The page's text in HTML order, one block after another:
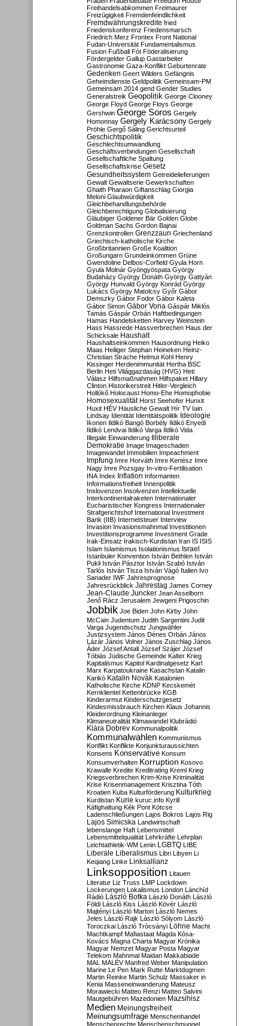
Freihandelsabkommen Freimaurer
Freizügigkeit Fremdenfeindlichkeit
Fremdwährungskredite fried
Friedenskonferenz Friedensmarsch
Friedrich Merz Frontex Front National
Fudan-Universität Fundamentalismus
Fusion Fußball Fót Föderalisierung
Fördergelder Gallup Gastarbeiter
Gastronomie Gaza-Konflikt Geburtenrate
Gedenken Geert Wilders Gefängnis
Geheimdienste Geldpolitik Gemeinsam-PM
Gemeinsam 2014 gend Gender Studies
Generalstreik Geopolitik George Clooney
George Floyd George Floys George
Gershwin George Soros Gergely
Homonnay Gergely Karácsony Gergely
Pröhle Gergő Sáling Gerichtsurteil
Geschichtspolitik
Geschlechtsumwandlung
Geschäftsverbindungen Gesellschaft
Gesellschaftliche Spaltung
Gesellschaftskrise Gesetz
Gesundheitssystem Getreidelieferungen
Gewalt Gewaltserie Gewerkschaften
Ghaith Pharaon Giftanschlag Giorgia
Meloni Glaubwürdigkeit
Gleichbehandlungsbehörde
Gleichberechtigung Globalisierung
Gläubiger Goldener Bär Golden Globe
Goldman Sachs Gordon Bajnai
Grenzkontrollen Grenzzaun Griechenland
Griechisch-katholische Kirche
Großbritannien Große Koalition
Großungarn Grundeinkommen Grüne
Gwendoline Delbos-Corfield Gyula Horn
Gyula Molnár Gyöngyöspata György
Budaházy György Donáth György Gattyán
György Hunvald György Konrád György
Lukács György Matolcsy Győr Gábor
Demszky Gábor Fodor Gábor Kaleta
Gábor Simon Gábor Vona Gáspár Miklós
Tamás Gáspár Orbán Haftbedingungen
Hamas Handelsketten Harvey Weinstein
Hass Hassrede Hassverbrechen Haus der
Schicksale Haushalt
Haushaltseinkommen Hausordnung Heiko
Maas Heiliger Stephan Heineken Heinz-
Christian Strache Helmut Kohl Henry
Kissinger Herdenimmunität Hertha BSC
Berlin Heti Világgazdaság (HVG) Heti
Válasz Hilfsmaßnahmen Hilfspaket Hillary
Clinton Historikerstreit Hitler-Vergleich
Hollókő Holocaust Homo-Ehe Homophobie
Homosexualität Horst Seehofer Hunxit
Huxit HÉV Häusliche Gewalt Hír TV Iain
Lindsay Identität Identitätspolitik Ideologie
Ikonen Ildikó Bangó Borbély Ildikó Enyedi
Ildikó Lendvai Ildikó Varga Ildikó Vida
Illegale Einwanderung Illiberale
Demokratie Image Imageschaden
Imagewandel Immobilien Impeachment
Impfung Imre Horváth Imre Kertész Imre
Nagy Imre Pozsgay In-vitro-Fertilisation
INA Index Inflation Informanten
Informationsfreiheit Innenpolitik
Inslovenzen Insolvenzen Intellektuelle
Interkontinentalraketen Internationaler
Eucharistischer Kongress Internationaler
Strafgerichtshof International Investment
Bank (IIB) Internetsteuer Interview
Invasion Invasionsmahnmal Investitionen
Investitionsprogramme Investment Grade
Irak-Einsatz Irakisch-Kurdistan Iran IS ISIS
Islam Islamismus Isolationismus Israel
Istanbuler Konvention István Bethlen István
Pukli István Pásztor István Szabó István
Tarlós István Tisza István Vágó Italien Ivo
Sanader IWF Jahresprognose
Jahresrückblick Jahrestag James Corney
Jean-Claude Juncker Jean Asselborn
Jenő Rácz Jerusalem Jewgeni Prigoschin
Jobbik Joe Biden John Kirby John
McCain Judentum Judith Sargentini Judit
Varga Jugendschutz Jungwähler
Justizsystem János Dénes Orbán János
Lázár János Volner János Zuschlag János
Áder József Antall József Szájer József
Tóbiás Jüdische Gemeinde Kalter Krieg
Kapitalismus Kapitol Kardinalgesetz Karl
Marx Karpatoukraine Kasachstan Katalin
Karikó Katalin Novák Katalonien
Katholische Kirche KDNP Kecskemét
Kernklientel Kettenbrücke KGB
Kinderarmut Kinderschutzgesetz
Kindesmissbrauch Kirchen Klaus Johannis
Kleiderordnung Kleinanleger
Klimaneutralität Klimawandel Klubrádió
Klára Dobrev Kommunalpolitik
Kommunalwahlen Kommunismus
Konflikt Konflikte Konjunkturaussichten
Konsens Konservative Konsum
Konsumverhalten Korruption Kosovo
Krawalle Kredite Kreditrating Kreml Krieg
Kriegsverbrechen Krim-Krise Kriminalität
Krise Krisenmanagement Krisztina Tóth
Kroatien Kuba Kulturförderung Kulturkrieg
Kurdistan Kurie kuruc.info Kyrill
Käfighaltung Kék Pont Kötcse
Ladenschließungen Lajos Bokros Lajos Rig
Lajos Simicska Landwirtschaft
lebenslange Haft Lebensmittel
Lebensmittelqualität Lehrkräfte Lehrplan
Leichtathletik-WM Lenin LGBTQ LIBE
Liberale Liberalismus Libri Libyen Li
Keqiang Linke Linksallianz
Linksopposition Litauen
Literatur Liz Truss LMP Lockdown
Lockerungen Lokalismus London Lánchíd
Rádió
László Botka László Donáth László
Földi László Kiss László Kövér László
Majtényi László Marton László Nemes
Jeles László Rajk László Sólyom László
Toroczkai László Trócsányi Löhne Macht
Machtkampf Mafiastaat Magda Kósa-
Kovács Magna Charta Magyar Krónika
Magyar Nemzet Magyar Posta Magyar
Telekom Mahnmal Maidan Makkabiade
MAL MALÉV Manfred Weber Manipulation
Marine Le Pen Mark Rutte Marktdogmen
Martin Reinke Martin Schulz Massaker in
Kenia Masseneinwanderung Mateusz
Morawiecki Matteo Renzi Matteo Salvini
Mautgebühren Mazedonien Mazsihisz
Medien Meinungsfreiheit
Meinungsumfrage Menschenhandel
Menschenrechte Menschenschmuggel